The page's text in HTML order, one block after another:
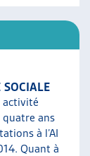
SOCIALE
activité
ans
à l’AI
Quant à